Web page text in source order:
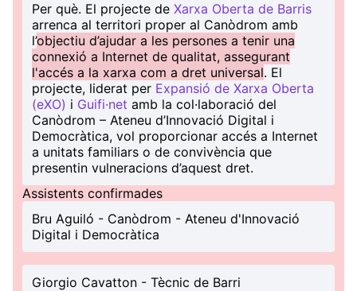
Per què. El projecte de Xarxa Oberta de Barris
arrenca al territori proper al Canòdrom amb
l’objectiu d’ajudar a les persones a tenir una
connexió a Internet de qualitat, assegurant
l'accés a la xarxa com a dret universal. El
projecte, liderat per Expansió de Xarxa Oberta
(eXO) i Guifi·net amb la col·laboració del
Canòdrom – Ateneu d’Innovació Digital i
Democràtica, vol proporcionar accés a Internet
a unitats familiars o de convivència que
presentin vulneracions d’aquest dret.
Assistents confirmades
Bru Aguiló - Canòdrom - Ateneu d'Innovació
Digital i Democràtica
Giorgio Cavatton - Tècnic de Barri